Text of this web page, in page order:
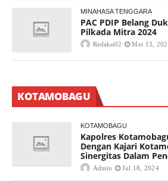
MINAHASA TENGGARA
PAC PDIP Belang
Pilkada Mitra 2024
Redaksi02 Mei 13,
KOTAMOBAGU
KOTAMOBAGU
Kapolres
Dengan Kajari
Sinergitas Dalam
Admin Jul 18, 2024